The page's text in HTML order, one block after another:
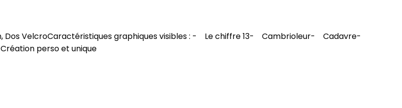
Dos VelcroCaractéristiques graphiques visibles : - Le chiffre 13- Cambrioleur- Cadavre-
perso et unique